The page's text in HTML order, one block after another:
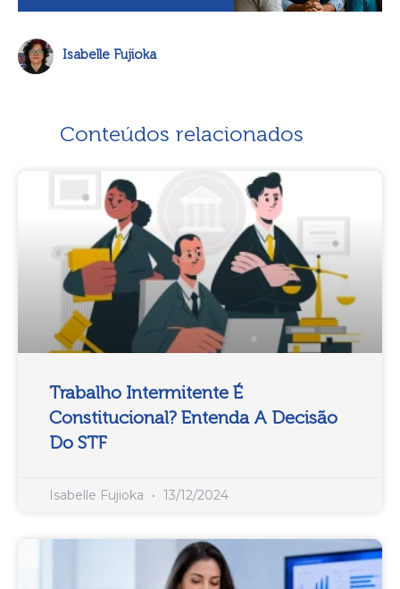
Isabelle Fujioka
Conteúdos relacionados
Trabalho Intermitente É
Constitucional? Entenda A Decisão
Do STF
Isabelle Fujioka 13/12/2024